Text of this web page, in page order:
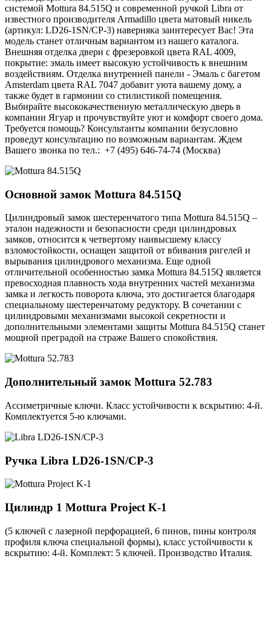
системой Mottura 84.515Q и современной ручкой Libra от
известного производителя Armadillo цвета матовый никель
(артикул: LD26-1SN/CP-3) наверняка заинтересует Вас! Эта
модель станет отличным вариантом из нашего каталога.
Внешняя отделка двери с фрезеровкой цвета RAL 4009,
покрытие: эмаль имеет высокую устойчивость к внешним
воздействиям. Отделка внутренней панели - Эмаль с багетом
Amsterdam цвета RAL 7047 добавит уюта вашему дому, а
также будет в гармонии со стилистикой помещения.
Выбирайте высококачественную металлическую дверь в
компании Ягуар и прочувствуйте уют и комфорт своего дома.
Требуется помощь? Консультанты компании безусловно
проведут консультацию по возможным вариантам. Ждем
Вашего звонка по тел.: +7 (495) 646-74-74 (Москва)
Основной замок Mottura 84.515Q
Цилиндровый замок шестеренчатого типа Mottura 84.515Q –
эталон надежности и безопасности среди цилиндровых
замков, относится к четвертому наивысшему классу
взломостойкости, оснащен защитой от вбивания ригелей и
вырывания цилиндрового механизма. Еще одной
отличительной особенностью замка Mottura 84.515Q является
превосходная плавность хода внутренних частей механизма
замка и легкость поворота ключа, это достигается благодаря
специальному шестеренчатому редуктору. В сочетании с
цилиндровыми механизмами высокой секретности и
дополнительными элементами защиты Mottura 84.515Q станет
мощной преградой на страже Вашего спокойствия.
Дополнительный замок Mottura 52.783
Ассиметричные ключи. Класс устойчивости к вскрытию: 4-й.
Комплектуется 5-ю ключами.
Ручка Libra LD26-1SN/CP-3
Цилиндр 1 Mottura Project K-1
(5 ключей с лазерной перфорацией, 6 пинов, пины контроля
профиля ключа специальной формы), класс устойчивости к
вскрытию: 4-й. Комплект: 5 ключей. Производство Италия.